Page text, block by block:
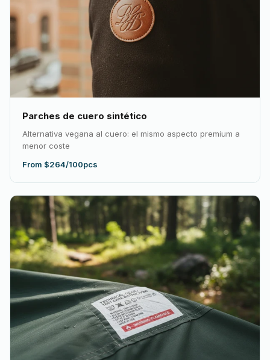
Parches de cuero sintético
Alternativa vegana al cuero: el mismo aspecto premium a
menor coste
From $264/100pcs